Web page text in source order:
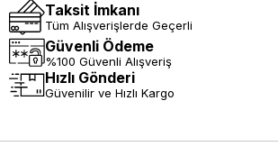
Taksit İmkanı
Tüm Alışverişlerde Geçerli
Güvenli Ödeme
%100 Güvenli Alışveriş
Hızlı Gönderi
Güvenilir ve Hızlı Kargo